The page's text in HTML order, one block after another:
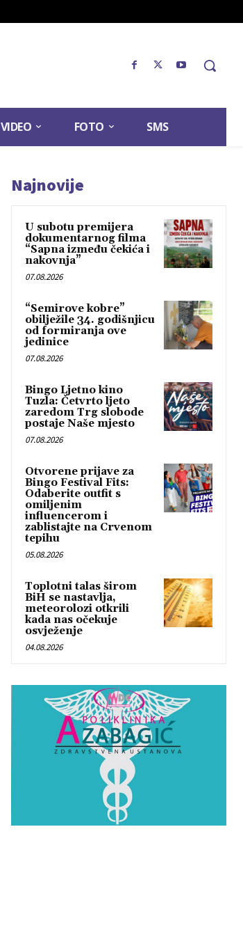
VIDEO FOTO SMS
Najnovije
U subotu premijera
dokumentarnog filma
“Sapna između čekića i
nakovnja”
07.08.2026
“Semirove kobre”
obilježile 34. godišnjicu
od formiranja ove
jedinice
07.08.2026
Bingo Ljetno kino
Tuzla: Četvrto ljeto
zaredom Trg slobode
postaje Naše mjesto
07.08.2026
Otvorene prijave za
Bingo Festival Fits:
Odaberite outfit s
omiljenim
influencerom i
zablistajte na Crvenom
tepihu
05.08.2026
Toplotni talas širom
BiH se nastavlja,
meteorolozi otkrili
kada nas očekuje
osvježenje
04.08.2026